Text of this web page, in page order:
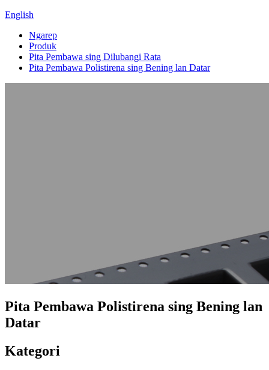
English
Ngarep
Produk
Pita Pembawa sing Dilubangi Rata
Pita Pembawa Polistirena sing Bening lan Datar
Pita Pembawa Polistirena sing Bening lan
Datar
Kategori